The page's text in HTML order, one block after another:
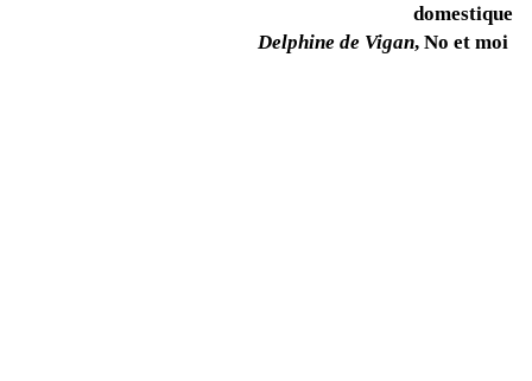
domestique
Delphine de Vigan, No et moi